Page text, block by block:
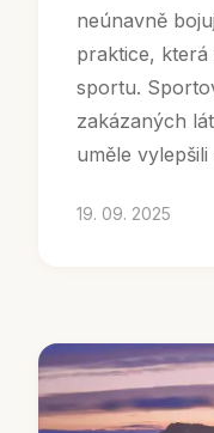
neúnavně
praktice,
sportu.
zakázaných
uměle vylepšili
19. 09. 2025